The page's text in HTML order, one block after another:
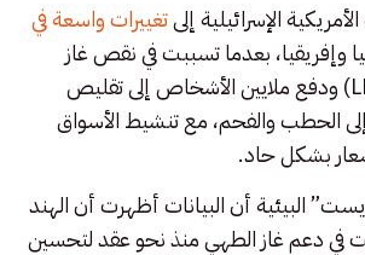
الإسرائيلية إلىتغييرات واسعة في
وإفريقيا، بعدما تسببت في نقص غاز
البترول المسال (LPG) ودفع ملايين الأشخاص إلى تقليص
الحطب والفحم، مع تنشيط الأسواق
بشكل حاد.
البيئية أن البيانات أظهرت أن الهند
في دعم غاز الطهي منذ نحو عقد لتحسين